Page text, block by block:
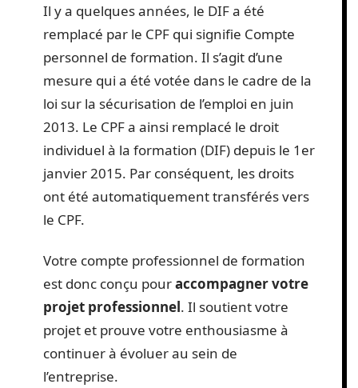
Il y a quelques années, le DIF a été
remplacé par le CPF qui signifie Compte
personnel de formation. Il s’agit d’une
mesure qui a été votée dans le cadre de la
loi sur la sécurisation de l’emploi en juin
2013. Le CPF a ainsi remplacé le droit
individuel à la formation (DIF) depuis le 1er
janvier 2015. Par conséquent, les droits
ont été automatiquement transférés vers
le CPF.
Votre compte professionnel de formation
est donc conçu pouraccompagner votre
projet professionnel. Il soutient votre
projet et prouve votre enthousiasme à
continuer à évoluer au sein de
l’entreprise.